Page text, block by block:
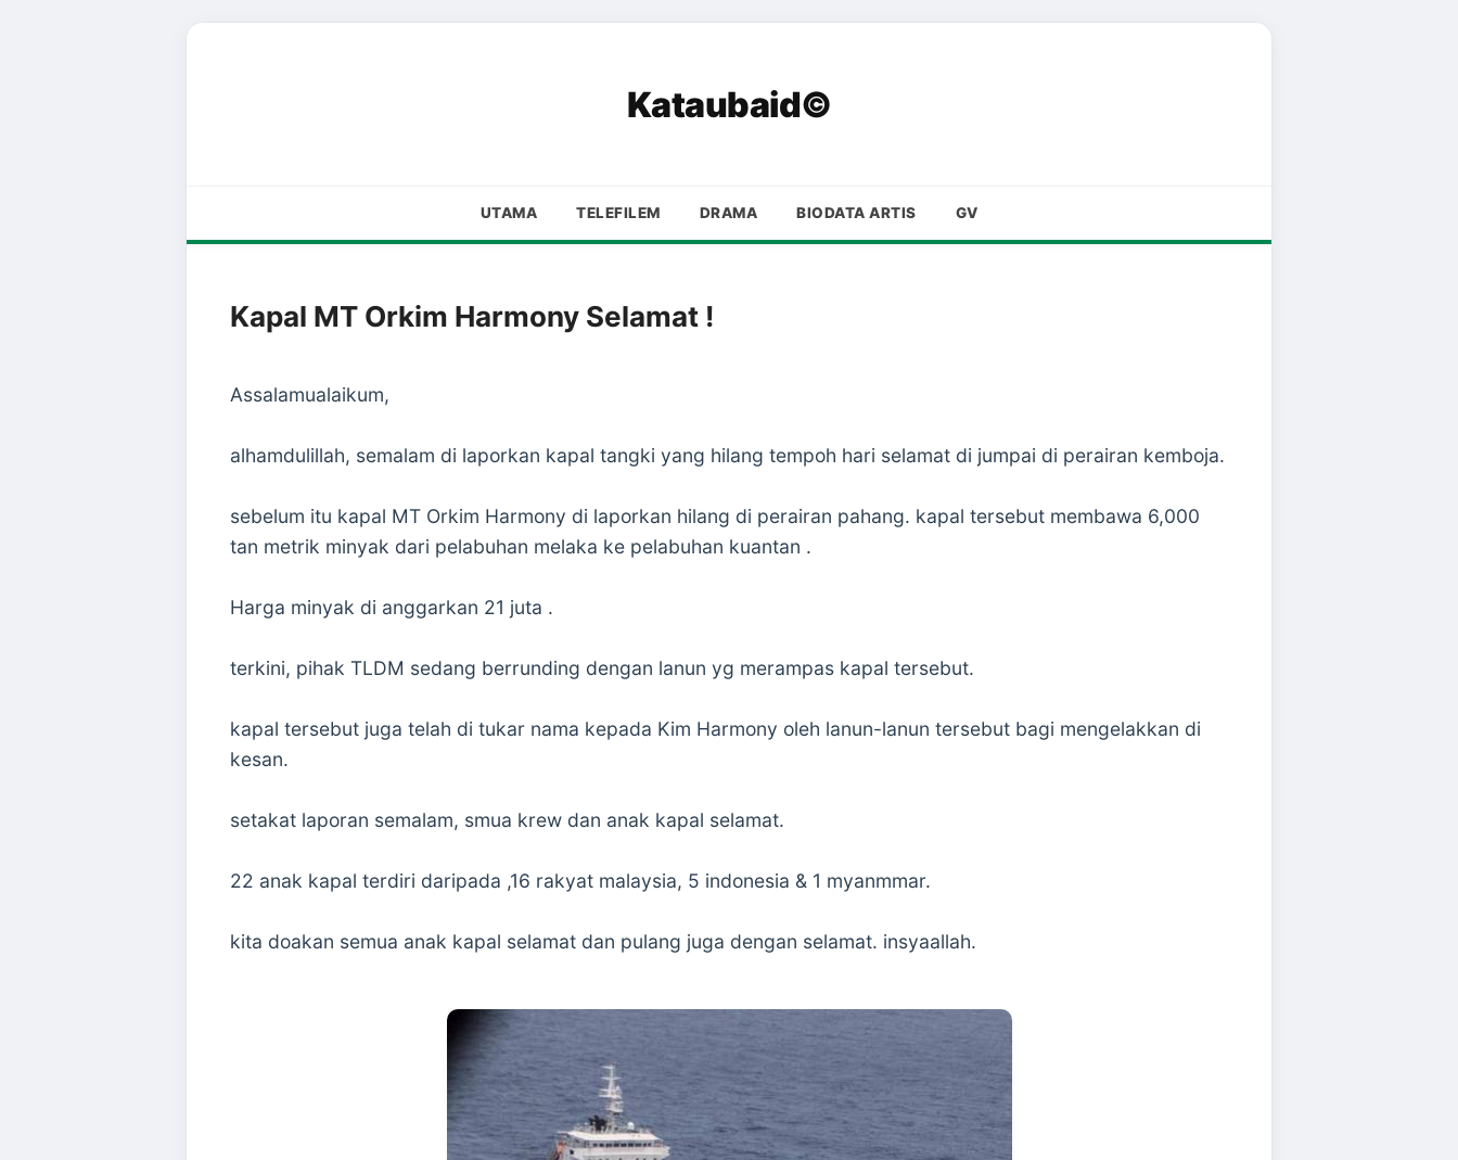
Kataubaid©
UTAMA TELEFILEM DRAMA BIODATA ARTIS GV
Kapal MT Orkim Harmony Selamat !
Assalamualaikum,
alhamdulillah, semalam di laporkan kapal tangki yang hilang tempoh hari selamat di jumpai di perairan kemboja.
sebelum itu kapal MT Orkim Harmony di laporkan hilang di perairan pahang. kapal tersebut membawa 6,000
tan metrik minyak dari pelabuhan melaka ke pelabuhan kuantan .
Harga minyak di anggarkan 21 juta .
terkini, pihak TLDM sedang berrunding dengan lanun yg merampas kapal tersebut.
kapal tersebut juga telah di tukar nama kepada Kim Harmony oleh lanun-lanun tersebut bagi mengelakkan di
kesan.
setakat laporan semalam, smua krew dan anak kapal selamat.
22 anak kapal terdiri daripada ,16 rakyat malaysia, 5 indonesia & 1 myanmmar.
kita doakan semua anak kapal selamat dan pulang juga dengan selamat. insyaallah.